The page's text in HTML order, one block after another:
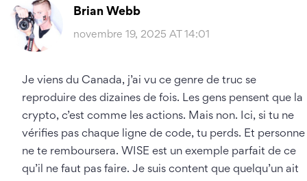
Brian Webb
novembre 19, 2025 AT 14:01
Je viens du Canada, j’ai vu ce genre de truc se
reproduire des dizaines de fois. Les gens pensent que la
crypto, c’est comme les actions. Mais non. Ici, si tu ne
vérifies pas chaque ligne de code, tu perds. Et personne
ne te remboursera. WISE est un exemple parfait de ce
qu’il ne faut pas faire. Je suis content que quelqu’un ait